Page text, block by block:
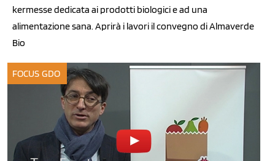
kermesse dedicata ai prodotti biologici e ad una
alimentazione sana. Aprirà i lavori il convegno di Almaverde
Bio
FOCUS GDO